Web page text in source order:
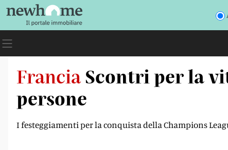
Francia Scontri per la
persone
I festeggiamenti per la conquista della Champions